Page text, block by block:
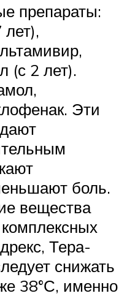
препараты:
(с 2 лет).
Эти
боль.
вещества
Тера-
снижать
38°С, именно